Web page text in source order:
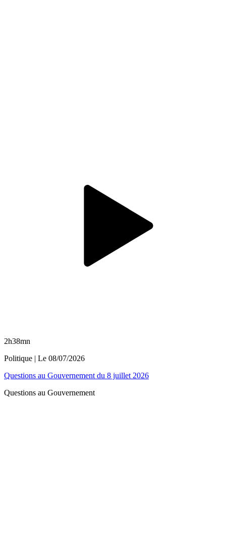
2h38mn
Politique | Le 08/07/2026
Questions au Gouvernement du 8 juillet 2026
Questions au Gouvernement